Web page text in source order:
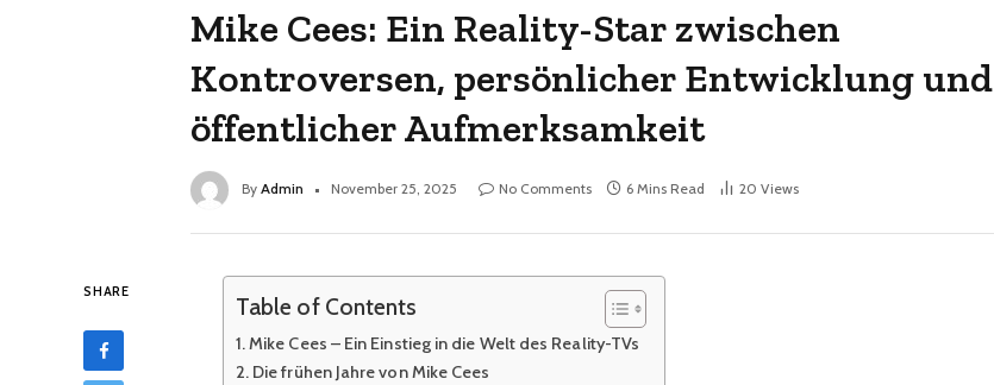
Mike Cees: Ein Reality-Star zwischen
Kontroversen, persönlicher Entwicklung und
öffentlicher Aufmerksamkeit
By Admin November 25, 2025 No Comments 6 Mins Read 20 Views
SHARE
Table of Contents
Mike Cees – Ein Einstieg in die Welt des Reality-TVs
Die frühen Jahre von Mike Cees